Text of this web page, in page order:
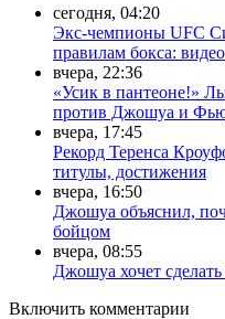
сегодня, 04:20
Экс-чемпионы UFC
правилам бокса: видео
вчера, 22:36
«Усик в пантеоне!»
против Джошуа и
вчера, 17:45
Рекорд Теренса
титулы, достижения
вчера, 16:50
Джошуа объяснил,
бойцом
вчера, 08:55
Джошуа хочет
Включить комментарии